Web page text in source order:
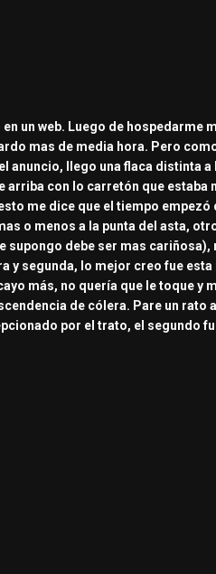
un web. Luego de hospedarme
mas de media hora. Pero
anuncio, llego una flaca distinta
con lo carretón que estaba
me dice que el tiempo
o menos a la punta del asta,
debe ser mas cariñosa),
y segunda, lo mejor creo fue
más, no quería que le toque y
de cólera. Pare un rato
por el trato, el segundo